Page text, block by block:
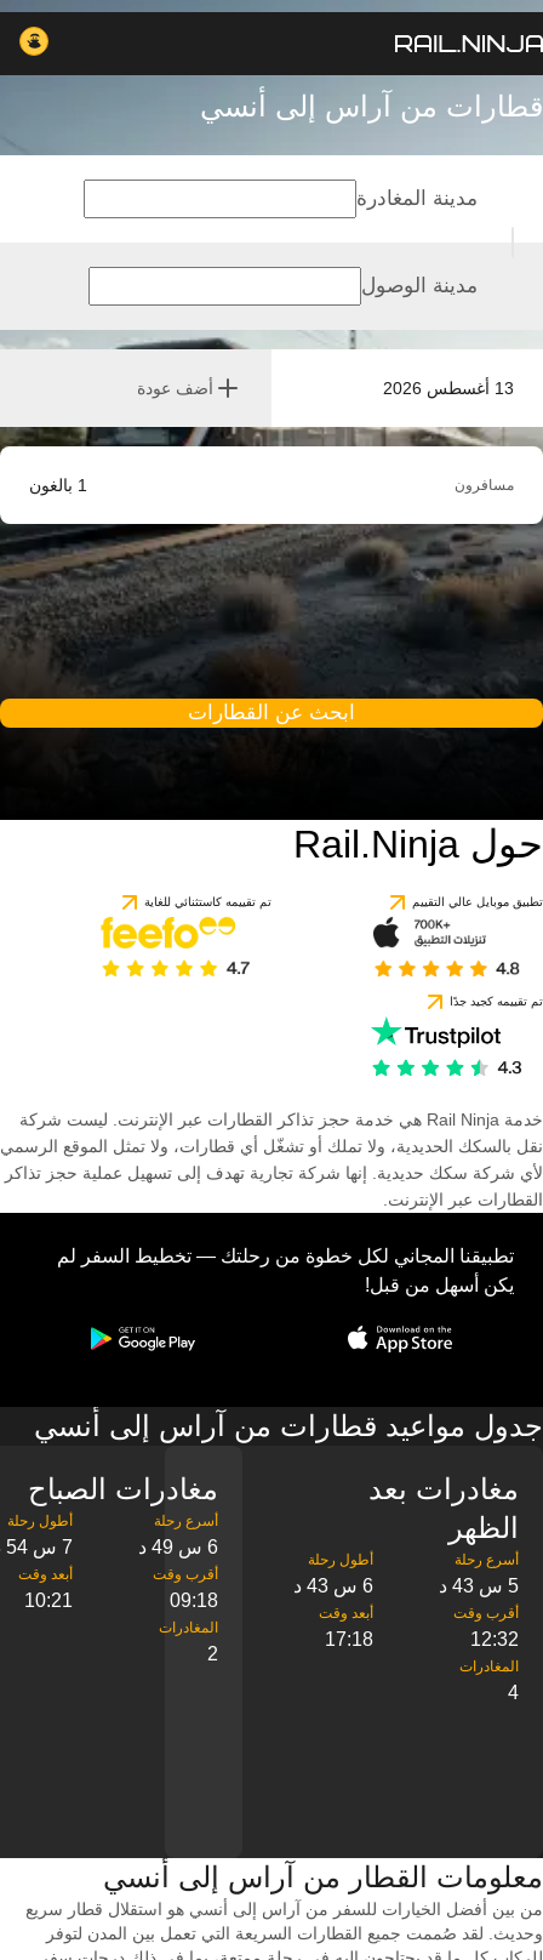
قطارات من آراس إلى أنسي
13 أغسطس 2026 أضف عودة
مدينة المغادرة
مدينة الوصول
مسافرون 1 بالغون
ابحث عن القطارات
حول Rail.Ninja
تطبيق موبايل عالي التقييم تم تقييمه كاستثنائي للغاية
تم تقييمه كجيد جدًا
خدمة Rail Ninja هي خدمة حجز تذاكر القطارات عبر الإنترنت. ليست شركة
نقل بالسكك الحديدية، ولا تملك أو تشغّل أي قطارات، ولا تمثل الموقع الرسمي
لأي شركة سكك حديدية. إنها شركة تجارية تهدف إلى تسهيل عملية حجز تذاكر
القطارات عبر الإنترنت.
تطبيقنا المجاني لكل خطوة من رحلتك — تخطيط السفر لم
يكن أسهل من قبل!
جدول مواعيد قطارات من آراس إلى أنسي
مغادرات بعد
الظهر
5 س 43 د 6 س 43 د
12:32
17:18
4
مغادرات الصباح
6 س 49 د 7 س 54 د
09:18
10:21
2
معلومات القطار من ‎آراس إلى ‎أنسي
من بين أفضل الخيارات للسفر من آراس إلى أنسي هو استقلال قطار سريع
وحديث. لقد صُممت جميع القطارات السريعة التي تعمل بين المدن لتوفر